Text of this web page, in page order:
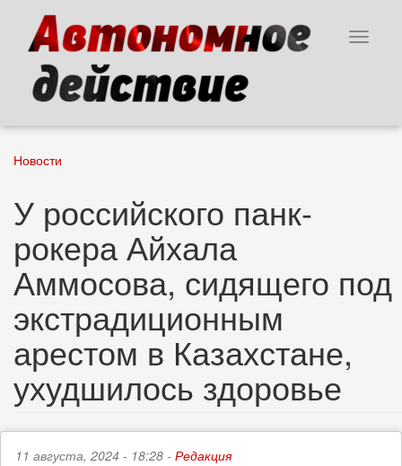
основному
содержанию
Toggle
Новости
У российского панк-
рокера Айхала
Аммосова, сидящего под
экстрадиционным
арестом в Казахстане,
ухудшилось здоровье
11 августа, 2024 - 18:28 - Редакция